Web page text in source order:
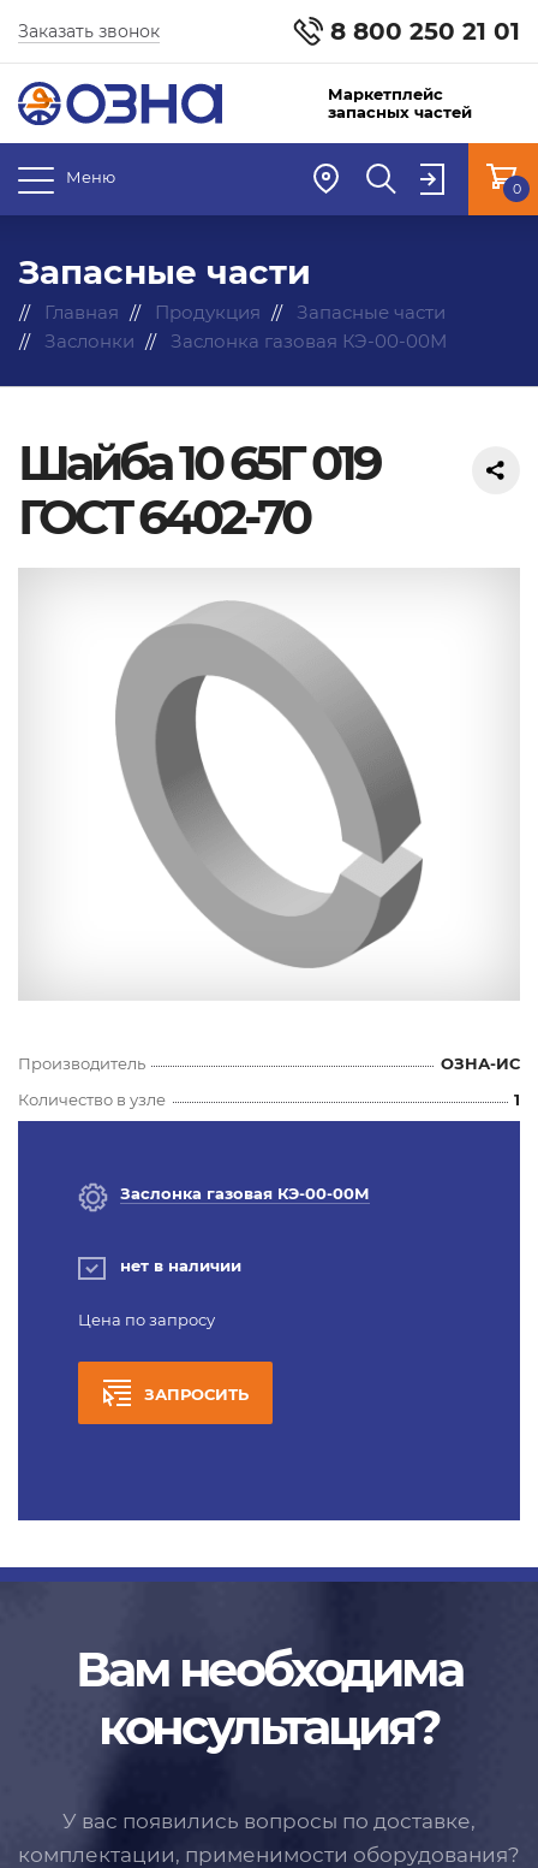
8 800 250 21 01
Заказать звонок
Маркетплейс
запасных частей
Меню
0
Запасные части
Главная Продукция
Запасные части
Заслонки
Заслонка газовая КЭ-00-00М
Шайба 10 65Г 019
ГОСТ 6402-70
Производитель
ОЗНА-ИС
Количество в узле
1
Заслонка газовая КЭ-00-00М
нет в наличии
Цена по запросу
ЗАПРОСИТЬ
Вам необходима
консультация?
У вас появились вопросы по доставке,
комплектации, применимости оборудования?